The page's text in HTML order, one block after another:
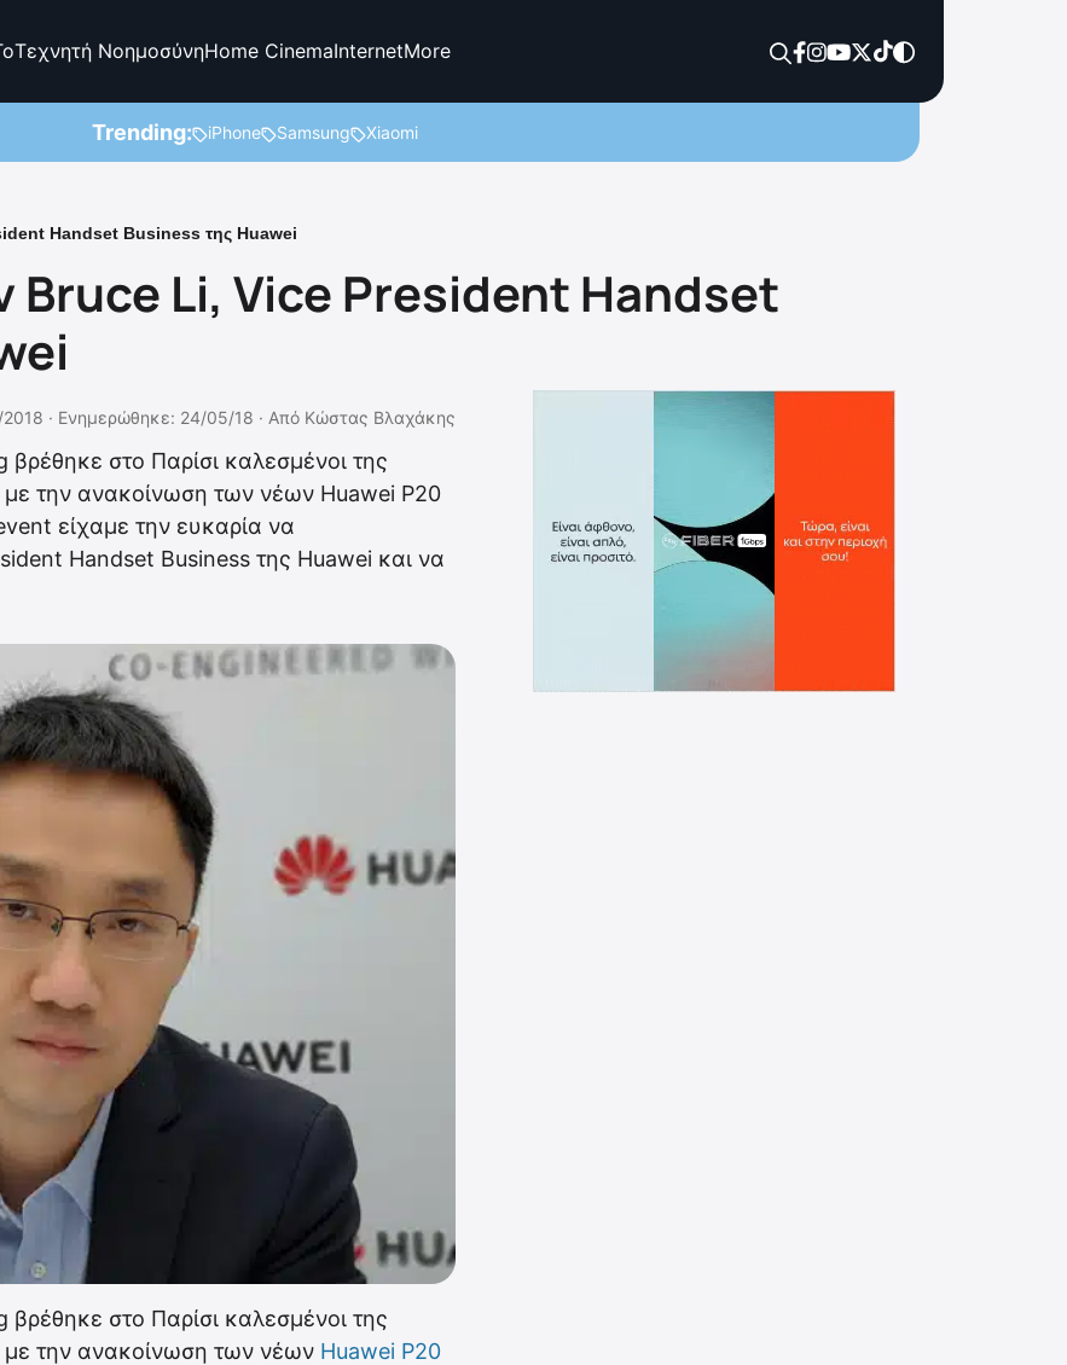
Τεχνητή ΝοημοσύνηHome CinemaInternetMore
Trending: iPhone Samsung Xiaomi
Handset Business της Huawei
Bruce Li, Vice President Handset
· Ενημερώθηκε: 24/05/18 · Από Κώστας Βλαχάκης
στο Παρίσι καλεσμένοι της
την ανακοίνωση των νέων Huawei P20
είχαμε την ευκαρία να
Handset Business της Huawei και να
στο Παρίσι καλεσμένοι της
την ανακοίνωση των νέων Huawei P20